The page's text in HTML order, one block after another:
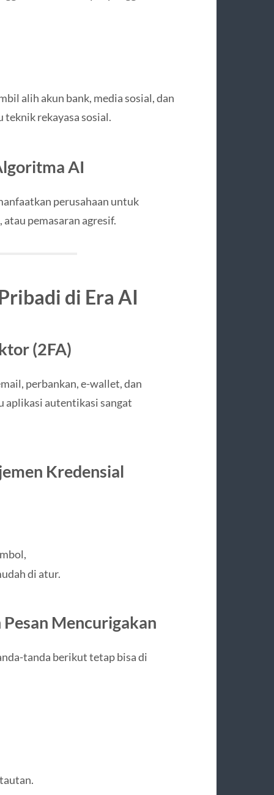
alih akun bank, media sosial, dan
teknik rekayasa sosial.
AI
perusahaan untuk
pemasaran agresif.
di Era AI
(2FA)
perbankan, e-wallet, dan
aplikasi autentikasi sangat
Kredensial
di atur.
Mencurigakan
tanda berikut tetap bisa di